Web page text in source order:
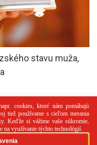
stavu muža,